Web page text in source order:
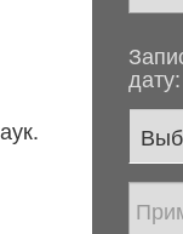
дату: